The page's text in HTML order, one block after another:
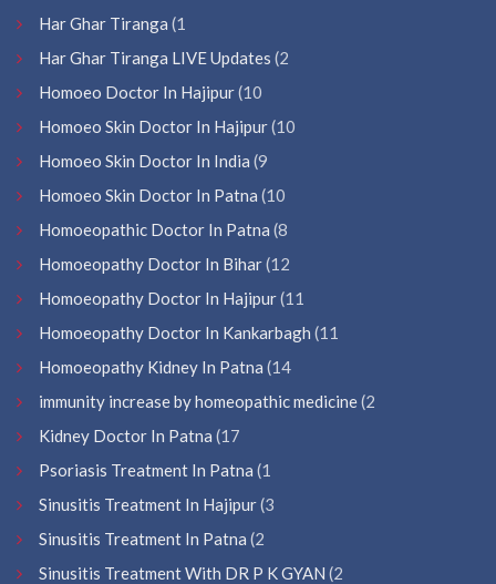
Har Ghar Tiranga (1
Har Ghar Tiranga LIVE Updates (2
Homoeo Doctor In Hajipur(10
Homoeo Skin Doctor In Hajipur(10
Homoeo Skin Doctor In India (9
Homoeo Skin Doctor In Patna (10
Homoeopathic Doctor In Patna (8
Homoeopathy Doctor In Bihar(12
Homoeopathy Doctor In Hajipur(11
Homoeopathy Doctor In Kankarbagh (11
Homoeopathy Kidney In Patna (14
immunity increase by homeopathic medicine(2
Kidney Doctor In Patna (17
Psoriasis Treatment In Patna (1
Sinusitis Treatment In Hajipur(3
Sinusitis Treatment In Patna (2
Sinusitis Treatment With DR P K GYAN (2